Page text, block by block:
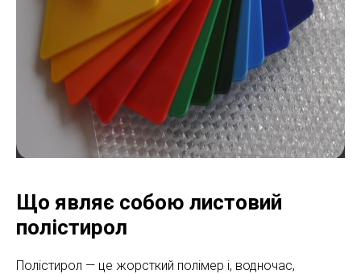
Що являє собою листовий
полістирол
Полістирол — це жорсткий полімер і, водночас,